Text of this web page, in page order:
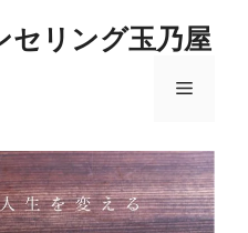
セリング玉乃屋
メ
ニ
ュ